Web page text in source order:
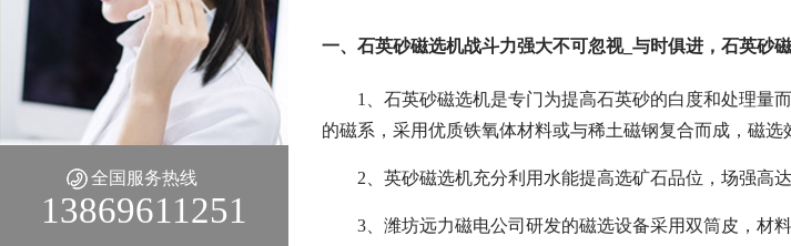
全国服务热线
13869611251
一、石英砂磁选机战斗力强大不可忽视_与时俱进，石英砂
1、石英砂磁选机是专门为提高石英砂的白度和处理量
的磁系，采用优质铁氧体材料或与稀土磁钢复合而成，磁选
2、英砂磁选机充分利用水能提高选矿石品位，场强高
3、潍坊远力磁电公司研发的磁选设备采用双筒皮，材